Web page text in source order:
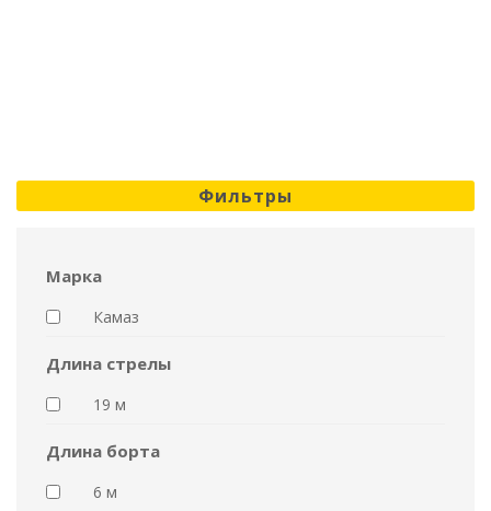
Фильтры
Марка
Камаз
Длина стрелы
19 м
Длина борта
6 м